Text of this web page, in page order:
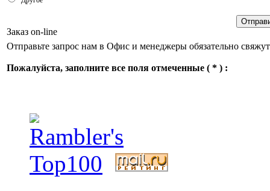
Заказ on-line
Отправьте запрос нам в Офис и менеджеры обязательно
Пожалуйста, заполните все поля отмеченные ( * ) :